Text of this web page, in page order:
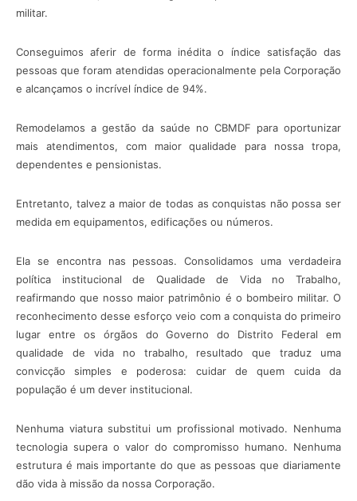
militar.
Conseguimos aferir de forma inédita o índice satisfação das
pessoas que foram atendidas operacionalmente pela Corporação
e alcançamos o incrível índice de 94%.
Remodelamos a gestão da saúde no CBMDF para oportunizar
mais atendimentos, com maior qualidade para nossa tropa,
dependentes e pensionistas.
Entretanto, talvez a maior de todas as conquistas não possa ser
medida em equipamentos, edificações ou números.
Ela se encontra nas pessoas. Consolidamos uma verdadeira
política institucional de Qualidade de Vida no Trabalho,
reafirmando que nosso maior patrimônio é o bombeiro militar. O
reconhecimento desse esforço veio com a conquista do primeiro
lugar entre os órgãos do Governo do Distrito Federal em
qualidade de vida no trabalho, resultado que traduz uma
convicção simples e poderosa: cuidar de quem cuida da
população é um dever institucional.
Nenhuma viatura substitui um profissional motivado. Nenhuma
tecnologia supera o valor do compromisso humano. Nenhuma
estrutura é mais importante do que as pessoas que diariamente
dão vida à missão da nossa Corporação.